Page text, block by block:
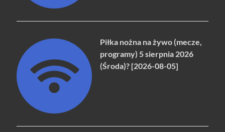
Piłka nożna na żywo (mecze,
programy) 5 sierpnia 2026
(Środa)? [2026-08-05]